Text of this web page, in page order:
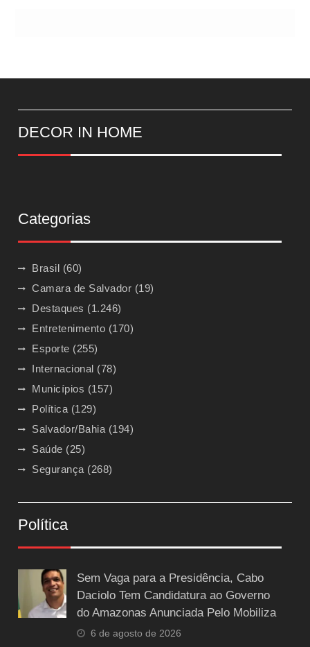
DECOR IN HOME
Categorias
Brasil (60)
Camara de Salvador (19)
Destaques (1.246)
Entretenimento (170)
Esporte (255)
Internacional (78)
Municípios (157)
Política(129)
Salvador/Bahia(194)
Saúde (25)
Segurança(268)
Política
Sem Vaga para a Presidência, Cabo
Daciolo Tem Candidatura ao Governo
do Amazonas Anunciada Pelo Mobiliza
6 de agosto de 2026